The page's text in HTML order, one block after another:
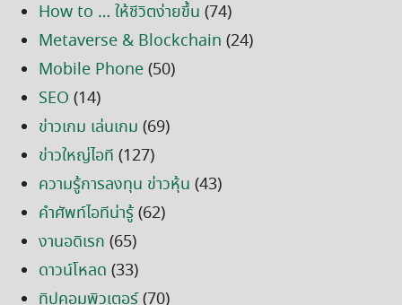
How to … ให้ชีวิตง่ายขึ้น (74)
Metaverse & Blockchain (24)
Mobile Phone(50)
SEO (14)
ข่าวเกม เล่นเกม (69)
ข่าวใหญ่ไอที (127)
ความรู้การลงทุน ข่าวหุ้น (43)
คำศัพท์ไอทีน่ารู้(62)
งานอดิเรก (65)
ดาวน์โหลด (33)
ทิปคอมพิวเตอร์(70)